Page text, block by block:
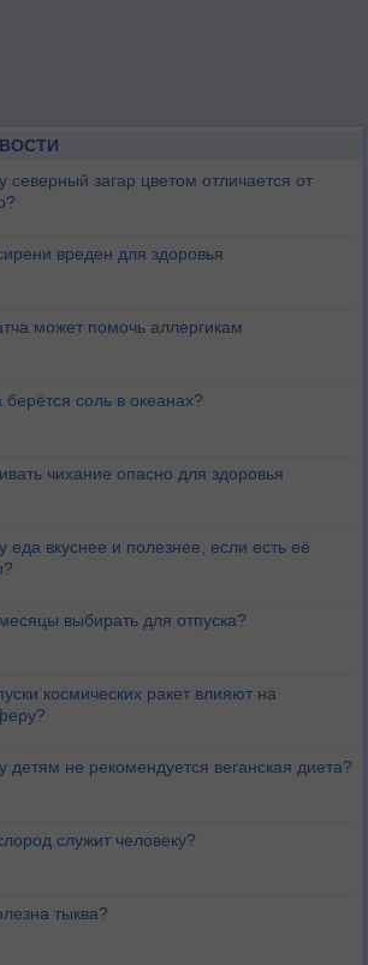
северный загар цветом отличается от
вреден для здоровья
может помочь аллергикам
берётся соль в океанах?
чихание опасно для здоровья
еда вкуснее и полезнее, если есть её
выбирать для отпуска?
космических ракет влияют на
детям не рекомендуется веганская диета?
служит человеку?
тыква?